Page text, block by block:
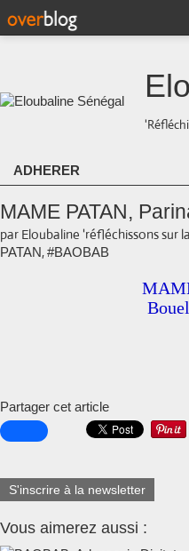
ADHERER
MAME PATAN,
par Eloubaline 'réfléchissons sur
PATAN,#BAOBAB
Partager cet article
S'inscrire à la newsletter
Vous aimerez aussi :